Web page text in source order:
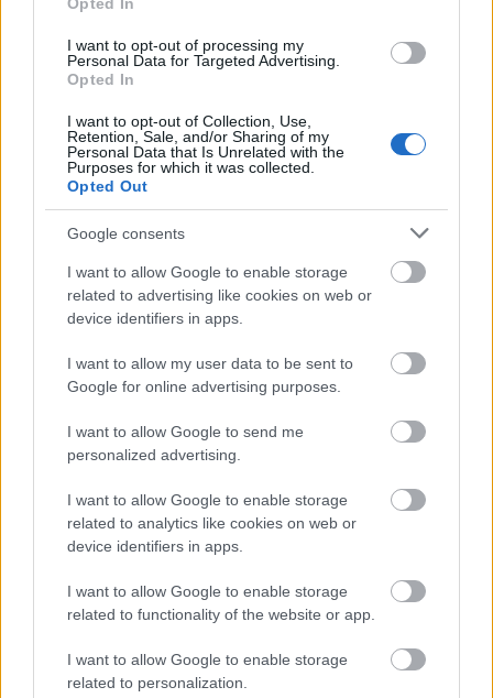
I want to opt-out of processing my
Personal Data for Targeted Advertising.
Opted In
I want to opt-out of Collection, Use,
Retention, Sale, and/or Sharing of my
Personal Data that Is Unrelated with the
Purposes for which it was collected.
Opted Out
Google consents
I want to allow Google to enable storage
related to advertising like cookies on web or
device identifiers in apps.
I want to allow my user data to be sent to
Google for online advertising purposes.
I want to allow Google to send me
personalized advertising.
I want to allow Google to enable storage
related to analytics like cookies on web or
device identifiers in apps.
I want to allow Google to enable storage
related to functionality of the website or app.
I want to allow Google to enable storage
related to personalization.
Jurinka Miron Martin• 2026. június 12.
gyerekek is kerülik a könyveket, pedig számos
előnnyel jár számukra az olvasás: legfőképpen ...
Veszélyezteti a munkahelyeket az AI
beszélgetés a nagy nyelvi
Varga H. Tamás • 2026. június 10.